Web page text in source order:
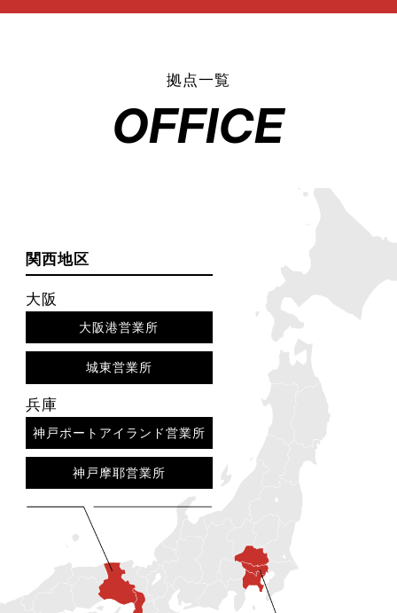
拠点一覧
OFFICE
関西地区
大阪
大阪港営業所
城東営業所
兵庫
神戸ポートアイランド営業所
神戸摩耶営業所